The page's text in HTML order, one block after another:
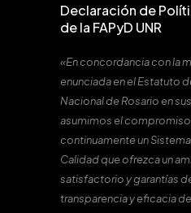
Declaración de
de la FAPyD UNR
«En concordancia con la
enunciada en el Estatuto
Nacional de Rosario en
asumimos el
continuamente un
Calidad que ofrezca un
satisfactorio y garantías
transparencia y eficacia